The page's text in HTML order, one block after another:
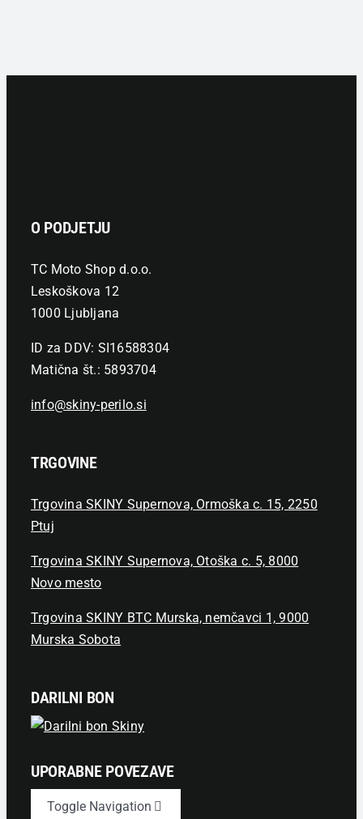
O PODJETJU
TC Moto Shop d.o.o.
Leskoškova 12
1000 Ljubljana
ID za DDV: SI16588304
Matična št.: 5893704
info@skiny-perilo.si
TRGOVINE
Trgovina SKINY Supernova, Ormoška c. 15, 2250
Ptuj
Trgovina SKINY Supernova, Otoška c. 5, 8000
Novo mesto
Trgovina SKINY BTC Murska, nemčavci 1, 9000
Murska Sobota
DARILNI BON
UPORABNE POVEZAVE
Toggle Navigation